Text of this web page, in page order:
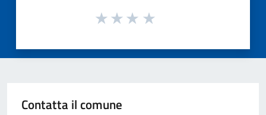
Contatta il comune